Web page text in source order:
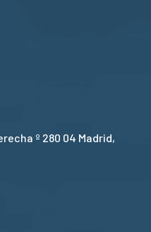
º 280 04 Madrid,